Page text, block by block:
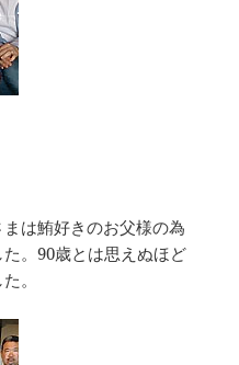
は鮪好きのお父様の為
。90歳とは思えぬほど
。